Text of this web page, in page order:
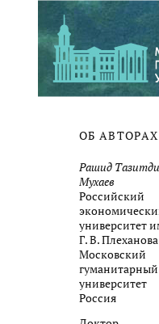
ОБ АВТОРАХ
Рашид
Мухаев
Российский
университет
Г. В.
Московский
гуманитарный
университет
Россия